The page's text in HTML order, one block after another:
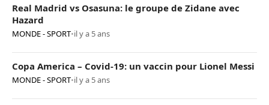
Real Madrid vs Osasuna: le groupe de Zidane avec
Hazard
MONDE - SPORT•il y a 5 ans
Copa America – Covid-19: un vaccin pour Lionel Messi
MONDE - SPORT•il y a 5 ans